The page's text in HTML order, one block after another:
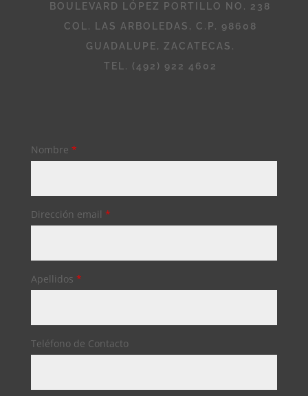
BOULEVARD LÓPEZ PORTILLO NO. 238
COL. LAS ARBOLEDAS, C.P. 98608
GUADALUPE, ZACATECAS.
TEL. (492) 922 4602
Nombre *
Dirección email *
Apellidos *
Teléfono de Contacto